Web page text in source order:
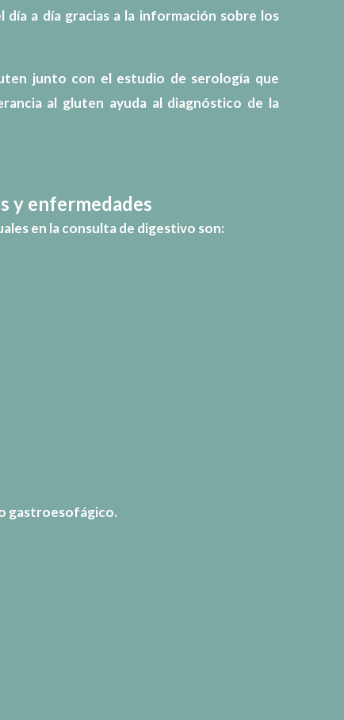
a día gracias a la información sobre los
junto con el estudio de serología que
al gluten ayuda al diagnóstico de la
y enfermedades
en la consulta de digestivo son:
gastroesofágico.